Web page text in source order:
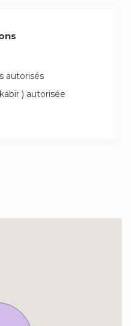
autorisés
) autorisée